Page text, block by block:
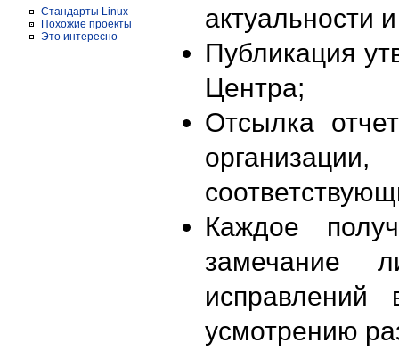
Стандарты Linux
Похожие проекты
Это интересно
актуальности
Публикация
Центра;
Отсылка
Каждое
замечание
исправлений
усмотрению